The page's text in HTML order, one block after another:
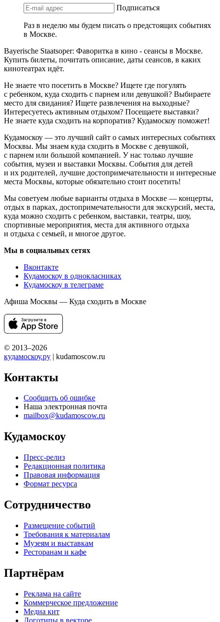
Подписаться
Раз в неделю мы будем писать о предстоящих событиях
в Москве.
Bayerische Staatsoper: Фаворитка в кино - сеансы в Москве.
Купить билеты, почитать описание, даты сеансов, в каких
кинотеатрах идёт.
Не знаете что посетить в Москве? Ищете где погулять
с ребенком, куда сходить с парнем или девушкой? Выбираете
место для свидания? Ищете развлечения на выходные?
Интересуетесь активным отдыхом? Посещаете выставки?
Не знаете куда сходить на корпоратив? Кудамоскоу поможет!
Кудамоскоу — это лучший сайт о самых интересных событиях
Москвы. Мы знаем куда сходить в Москве с девушкой,
с парнем или большой компанией. У нас только лучшие
события, музеи и выставки Москвы. События для детей
и их родителей, лучшие достопримечательности и интересные
места Москвы, которые обязательно стоит посетить!
Мы советуем любые варианты отдыха в Москве — концерты,
отдых в парках, достопримечательности для экскурсий, места,
куда можно сходить с ребенком, выставки, театры, шоу,
спортивные мероприятия, места для активного отдыха
и отдыха с семьей, и многое другое.
Мы в социальных сетях
Вконтакте
Кудамоскоу в однокласниках
Кудамоскоу в телеграме
Афиша Москвы — Куда сходить в Москве
© 2013–2026
кудамоскоу.ру | kudamoscow.ru
Контакты
Сообщить об ошибке
Наша электронная почта
mailbox@kudamoscow.ru
Кудамоскоу
Пресс-релиз
Редакционная политика
Правовая информация
Формат ресурса
Сотрудничество
Размещение событий
Требования к материалам
Музеям и выставкам
Ресторанам и кафе
Партнёрам
Реклама на сайте
Коммерческое предложение
Медиа кит
Логотипы в векторе